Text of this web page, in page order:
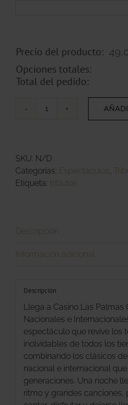
Precio del producto:
Opciones totales:
Total del pedido:
Grandes
Internacionales
by
Grice
SKU: N/D
Categorías: Espectáculos,
Etiqueta: tributos
Descripción
Información adicional
Descripción
Llega a Casino Las Palmas
Nacionales e
espectáculo que revive los
inolvidables de todos los
combinando los clásicos
nacional e internacional
generaciones. Una noche
ritmo y grandes canciones,